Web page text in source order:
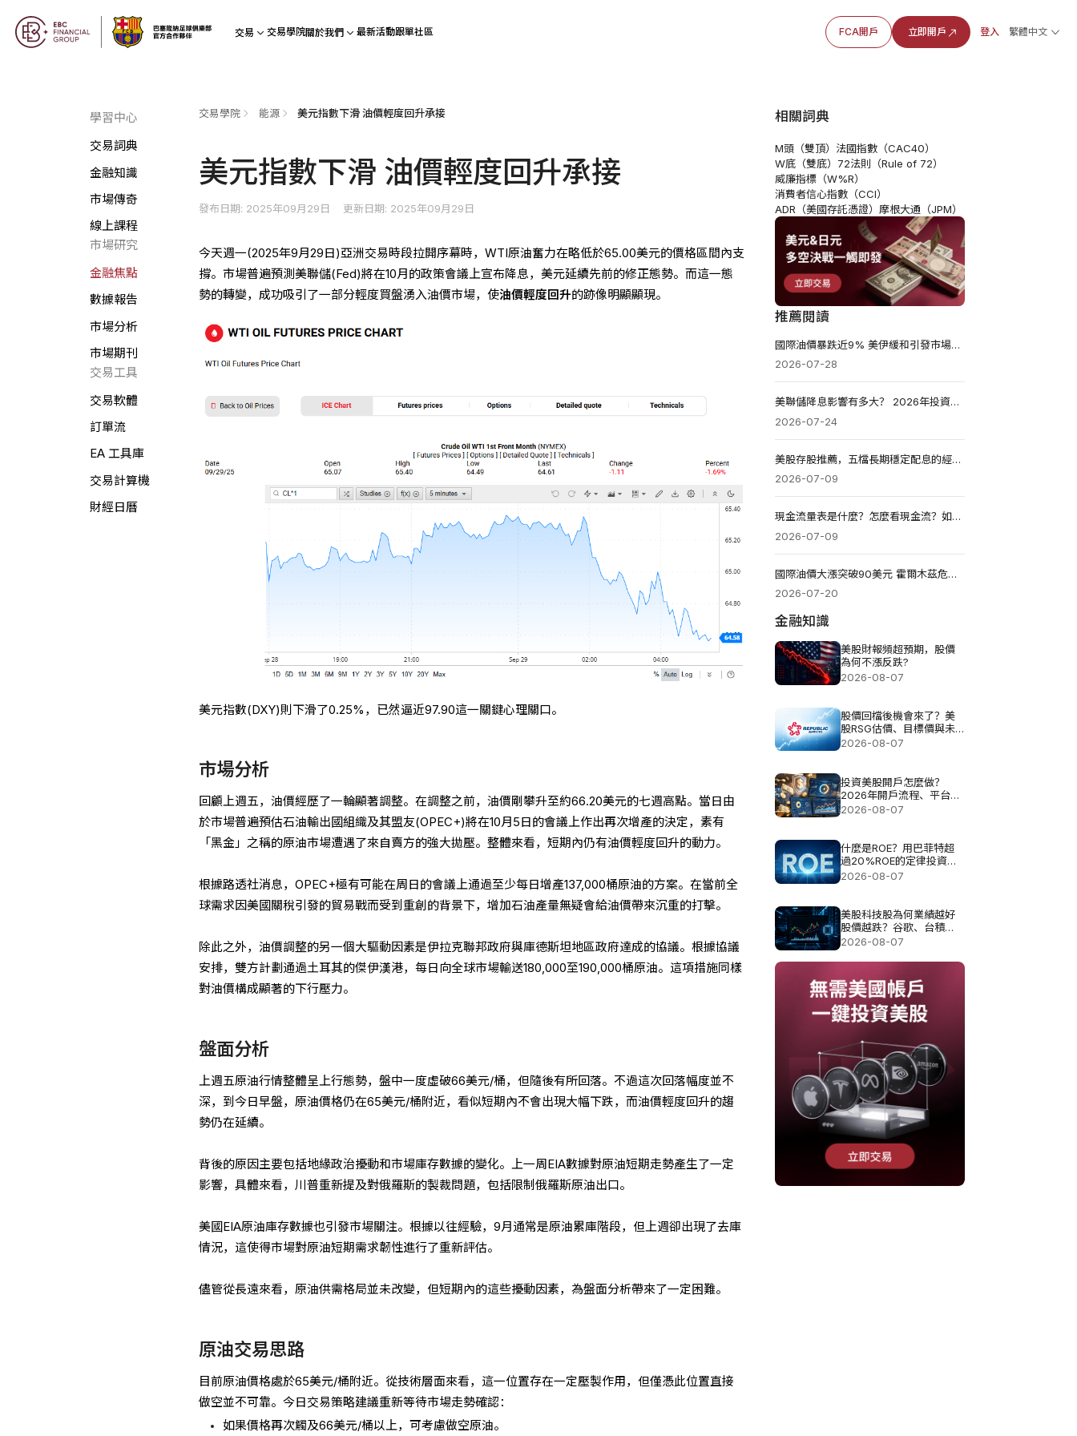
交易 交易學院關於我們 最新活動跟單社區 FCA開戶 立即開戶 登入 繁體中文
學習中心
交易詞典
金融知識
市場傳奇
線上課程
市場研究
金融焦點
數據報告
市場分析
市場期刊
交易工具
交易軟體
訂單流
EA 工具庫
交易計算機
財經日曆
交易學院 能源 美元指數下滑 油價輕度回升承接
美元指數下滑 油價輕度回升承接
發布日期: 2025年09月29日 更新日期: 2025年09月29日
今天週一(2025年9月29日)亞洲交易時段拉開序幕時，WTI原油奮力在略低於65.00美元的價格區間內支
撐。市場普遍預測美聯儲(Fed)將在10月的政策會議上宣布降息，美元延續先前的修正態勢。而這一態
勢的轉變，成功吸引了一部分輕度買盤湧入油價市場，使油價輕度回升的跡像明顯顯現。
美元指數(DXY)則下滑了0.25%，已然逼近97.90這一關鍵心理關口。
市場分析
回顧上週五，油價經歷了一輪顯著調整。在調整之前，油價剛攀升至約66.20美元的七週高點。當日由
於市場普遍預估石油輸出國組織及其盟友(OPEC+)將在10月5日的會議上作出再次增產的決定，素有
「黑金」之稱的原油市場遭遇了來自賣方的強大拋壓。整體來看，短期內仍有油價輕度回升的動力。
根據路透社消息，OPEC+極有可能在周日的會議上通過至少每日增產137,000桶原油的方案。在當前全
球需求因美國關稅引發的貿易戰而受到重創的背景下，增加石油產量無疑會給油價帶來沉重的打擊。
除此之外，油價調整的另一個大驅動因素是伊拉克聯邦政府與庫德斯坦地區政府達成的協議。根據協議
安排，雙方計劃通過土耳其的傑伊漢港，每日向全球市場輸送180,000至190,000桶原油。這項措施同樣
對油價構成顯著的下行壓力。
盤面分析
上週五原油行情整體呈上行態勢，盤中一度虛破66美元/桶，但隨後有所回落。不過這次回落幅度並不
深，到今日早盤，原油價格仍在65美元/桶附近，看似短期內不會出現大幅下跌，而油價輕度回升的趨
勢仍在延續。
背後的原因主要包括地緣政治擾動和市場庫存數據的變化。上一周EIA數據對原油短期走勢產生了一定
影響，具體來看，川普重新提及對俄羅斯的製裁問題，包括限制俄羅斯原油出口。
美國EIA原油庫存數據也引發市場關注。根據以往經驗，9月通常是原油累庫階段，但上週卻出現了去庫
情況，這使得市場對原油短期需求韌性進行了重新評估。
儘管從長遠來看，原油供需格局並未改變，但短期內的這些擾動因素，為盤面分析帶來了一定困難。
原油交易思路
目前原油價格處於65美元/桶附近。從技術層面來看，這一位置存在一定壓製作用，但僅憑此位置直接
做空並不可靠。今日交易策略建議重新等待市場走勢確認：
如果價格再次觸及66美元/桶以上，可考慮做空原油。
相關詞典
M頭（雙頂） 法國指數（CAC40）
W底（雙底） 72法則（Rule of 72）
威廉指標（W%R）
消費者信心指數（CCI）
ADR（美國存託憑證） 摩根大通（JPM）
推薦閱讀
國際油價暴跌近9% 美伊緩和引發市場重新定價
2026-07-28
美聯儲降息影響有多大？ 2026年投資人必看美元、黃金、美股市場將如何變化
2026-07-24
美股存股推薦，五檔長期穩定配息的經典標的
2026-07-09
現金流量表是什麼？怎麼看現金流？如何用CFO、FCF選擇股票？
2026-07-09
國際油價大漲突破90美元 霍爾木茲危機推高油價
2026-07-20
金融知識
美股財報頻超預期，股價
為何不漲反跌?
2026-08-07
股價回檔後機會來了？美
股RSG估價、目標價與未
來空間解析
2026-08-07
投資美股開戶怎麼做？
2026年開戶流程、平台選
擇與費用指南
2026-08-07
什麼是ROE？用巴菲特超
過20%ROE的定律投資真
的可以？
2026-08-07
美股科技股為何業績越好
股價越跌？谷歌、台積
電、甲骨文揭AI投資壓力
2026-08-07